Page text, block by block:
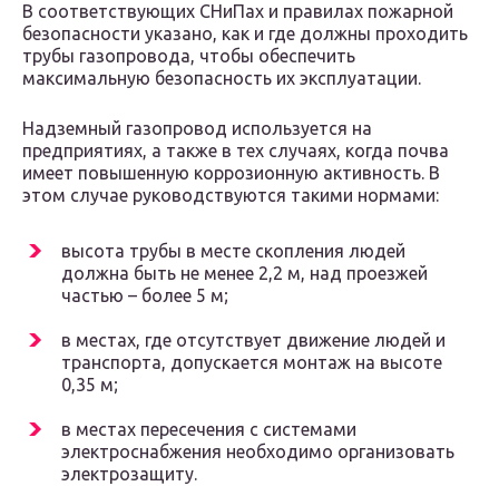
В соответствующих СНиПах и правилах пожарной
безопасности указано, как и где должны проходить
трубы газопровода, чтобы обеспечить
максимальную безопасность их эксплуатации.
Надземный газопровод используется на
предприятиях, а также в тех случаях, когда почва
имеет повышенную коррозионную активность. В
этом случае руководствуются такими нормами:
высота трубы в месте скопления людей
должна быть не менее 2,2 м, над проезжей
частью – более 5 м;
в местах, где отсутствует движение людей и
транспорта, допускается монтаж на высоте
0,35 м;
в местах пересечения с системами
электроснабжения необходимо организовать
электрозащиту.